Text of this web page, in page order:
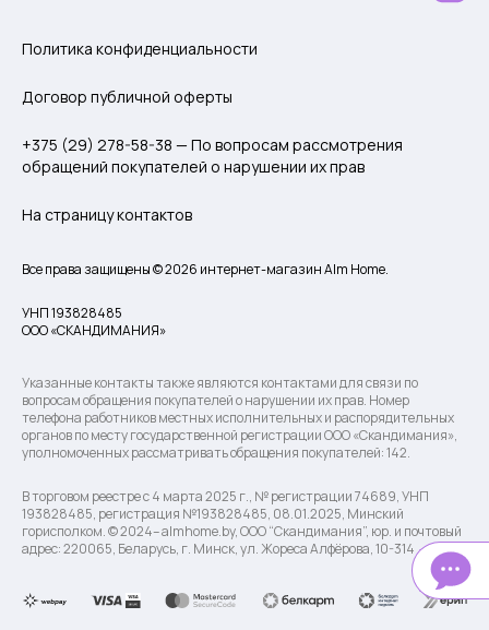
Политика конфиденциальности
Договор публичной оферты
+375 (29) 278-58-38 — По вопросам рассмотрения
обращений покупателей о нарушении их прав
На страницу контактов
Все права защищены © 2026 интернет-магазин Alm Home.
УНП 193828485
ООО «СКАНДИМАНИЯ»
Указанные контакты также являются контактами для связи по
вопросам обращения покупателей о нарушении их прав. Номер
телефона работников местных исполнительных и распорядительных
органов по месту государственной регистрации ООО «Скандимания»,
уполномоченных рассматривать обращения покупателей: 142.
В торговом реестре с 4 марта 2025 г., № регистрации 74689, УНП
193828485, регистрация №193828485, 08.01.2025, Минский
горисполком. © 2024– almhome.by, ООО “Скандимания”, юр. и почтовый
адрес: 220065, Беларусь, г. Минск, ул. Жореса Алфёрова, 10-314